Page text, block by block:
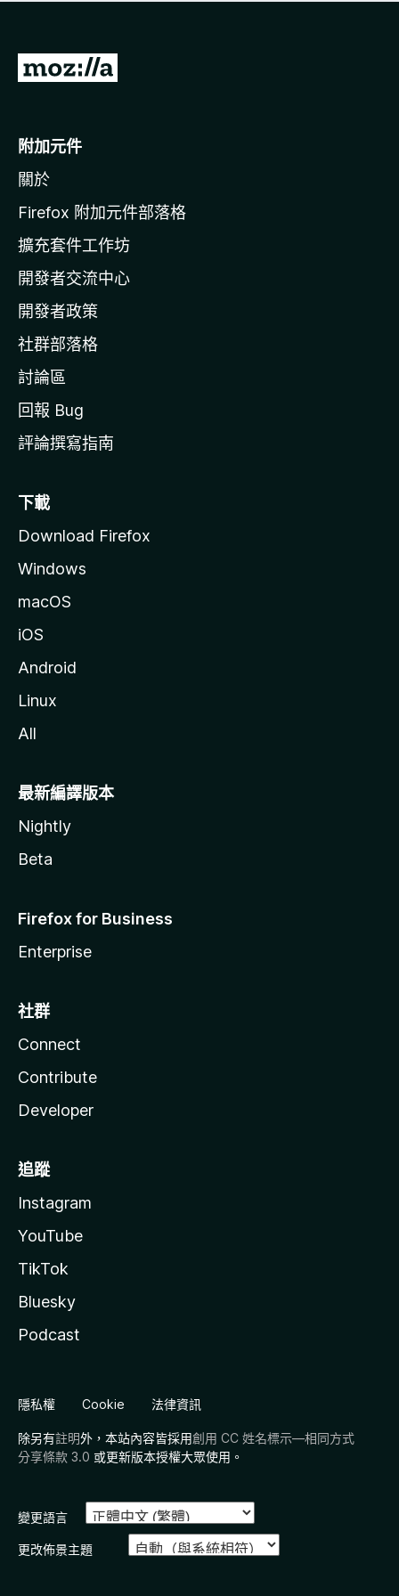
有
前
o
i
l
a
官
網
附加元件
關於
Firefox 附加元件部落格
擴充套件工作坊
開發者交流中心
開發者政策
社群部落格
討論區
回報 Bug
評論撰寫指南
下載
Download Firefox
Windows
macOS
iOS
Android
Linux
All
最新編譯版本
Nightly
Beta
Firefox for Business
Enterprise
社群
Connect
Contribute
Developer
追蹤
Instagram
YouTube
TikTok
Bluesky
Podcast
隱私權 Cookie 法律資訊
除另有註明外，本站內容皆採用創用 CC 姓名標示—相同方式
分享條款 3.0 或更新版本授權大眾使用。
變更語言
更改佈景主題